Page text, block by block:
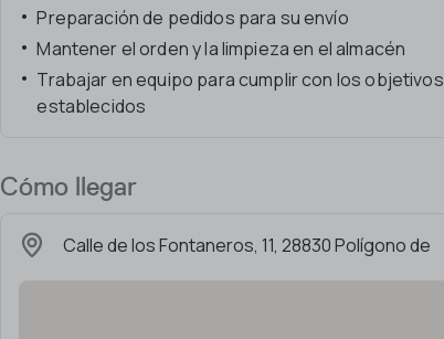
Preparación de pedidos para su envío
Mantener el orden y la limpieza en el almacén
Trabajar en equipo para cumplir con los objetivos
establecidos
Cómo llegar
Calle de los Fontaneros, 11, 28830 Polígono de